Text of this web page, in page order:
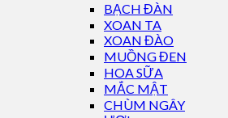
BẠCH ĐÀN
XOAN TA
XOAN ĐÀO
MUỒNG ĐEN
HOA SỮA
MẮC MẬT
CHÙM NGÂY